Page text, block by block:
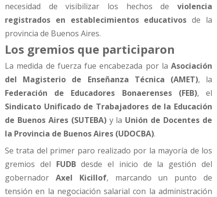
necesidad de visibilizar los hechos de violencia
registrados en establecimientos educativos de la
provincia de Buenos Aires.
Los gremios que participaron
La medida de fuerza fue encabezada por la Asociación
del Magisterio de Enseñanza Técnica (AMET), la
Federación de Educadores Bonaerenses (FEB), el
Sindicato Unificado de Trabajadores de la Educación
de Buenos Aires (SUTEBA)y la Unión de Docentes de
la Provincia de Buenos Aires (UDOCBA).
Se trata del primer paro realizado por la mayoría de los
gremios del FUDBdesde el inicio de la gestión del
gobernador Axel Kicillof, marcando un punto de
tensión en la negociación salarial con la administración